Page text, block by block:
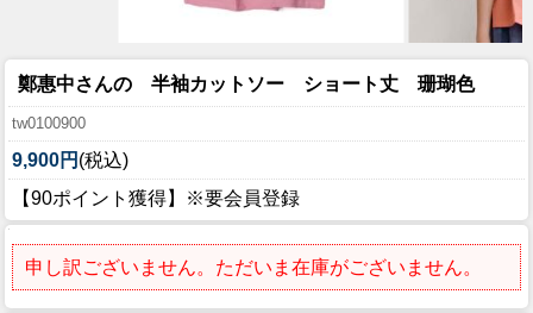
鄭惠中さんの 半袖カットソー ショート丈 珊瑚色
tw0100900
9,900円 (税込)
【90ポイント獲得】※要会員登録
申し訳ございません。ただいま在庫がございません。